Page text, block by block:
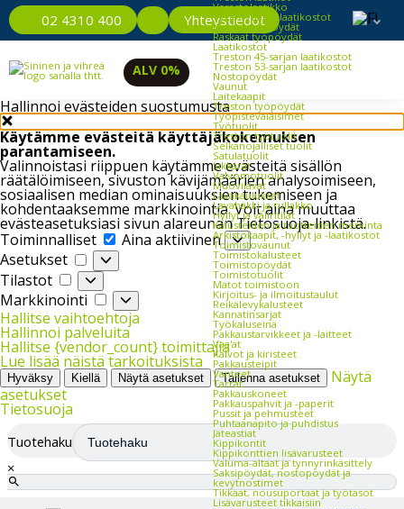
Hallinnoi evästeiden suostumusta
Käytämme evästeitä käyttäjäkokemuksen
parantamiseen.
Valinnoistasi riippuen käytämme evästeitä sisällön
räätälöimiseen, sivuston kävijämäärien analysoimiseen,
sosiaalisen median ominaisuuksien tukemiseen ja
kohdentaaksemme markkinointia. Voit aina muuttaa
evästeasetuksiasi sivun alareunan Tietosuoja-linkistä.
Toiminnalliset
Toiminnalliset
Aina aktiivinen
Asetukset
Asetukset
Tilastot
Tilastot
Markkinointi
Markkinointi
Hallitse vaihtoehtoja
Hallinnoi palveluita
Hallitse {vendor_count} toimittajia
Lue lisää näistä tarkoituksista
Hyväksy Kiellä Näytä asetukset Tallenna asetukset
Näytä
asetukset
Tietosuoja
02 4310 400 Yhteystiedot
Varastolaatikko
Työpöydät ja laatikostot
Kevyet työpöydät
Raskaat työpöydät
Laatikostot
Treston 45-sarjan laatikostot
Treston 53-sarjan laatikostot
Nostopöydät
Vaunut
Laitekaapit
Treston työpöydät
Työpistevalaisimet
Työtuolit
Treston työtuolit
Selkänojalliset tuolit
Satulatuolit
Jakkarat
Valvomotuolit
Muovilavat
Lavakaulukset
Lavahäkki ja rullakko
Hyllyt ja väliritilät
Kalusteiden ja tuotteiden merkintä
Arkistokaapit, -hyllyt ja -laatikostot
Toimistovaunut
Toimistokalusteet
Toimistopöydät
Toimistotuolit
Matot toimistoon
Kirjoitus- ja ilmoitustaulut
Reikälevykalusteet
Kannatinsarjat
Työkaluseinä
Pakkaustarvikkeet ja -laitteet
Vaa'at
Kalvot ja kiristeet
Pakkausteipit
Vanteet
Tarrat
Pakkauskoneet
Pakkauspahvit ja -paperit
Pussit ja pehmusteet
Puhtaanapito ja puhdistus
Jäteastiat
Kippikontit
Kippikonttien lisävarusteet
Valuma-altaat ja tynnyrinkäsittely
Saksipöydät, nostopöydät ja
kevytnostimet
Tikkaat, nousuportaat ja työtasot
Lisävarusteet tikkaisiin
ALV 0%
Tuotehaku
×